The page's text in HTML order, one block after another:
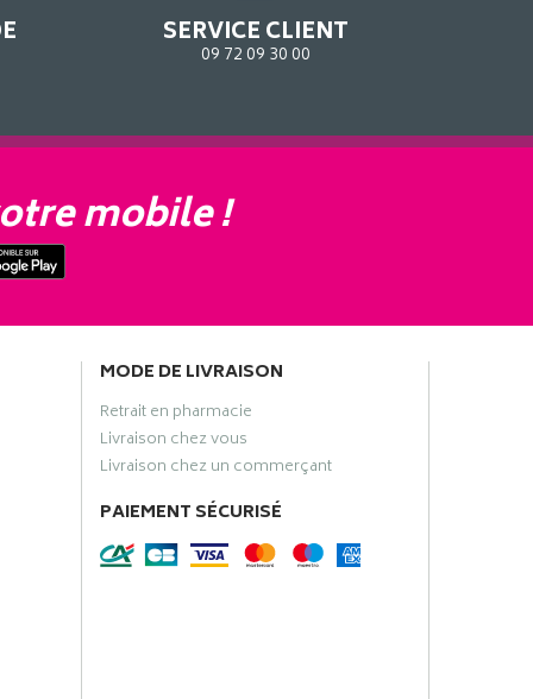
SERVICE CLIENT
09 72 09 30 00
mobile !
MODE DE LIVRAISON
Retrait en pharmacie
Livraison chez vous
Livraison chez un commerçant
PAIEMENT SÉCURISÉ